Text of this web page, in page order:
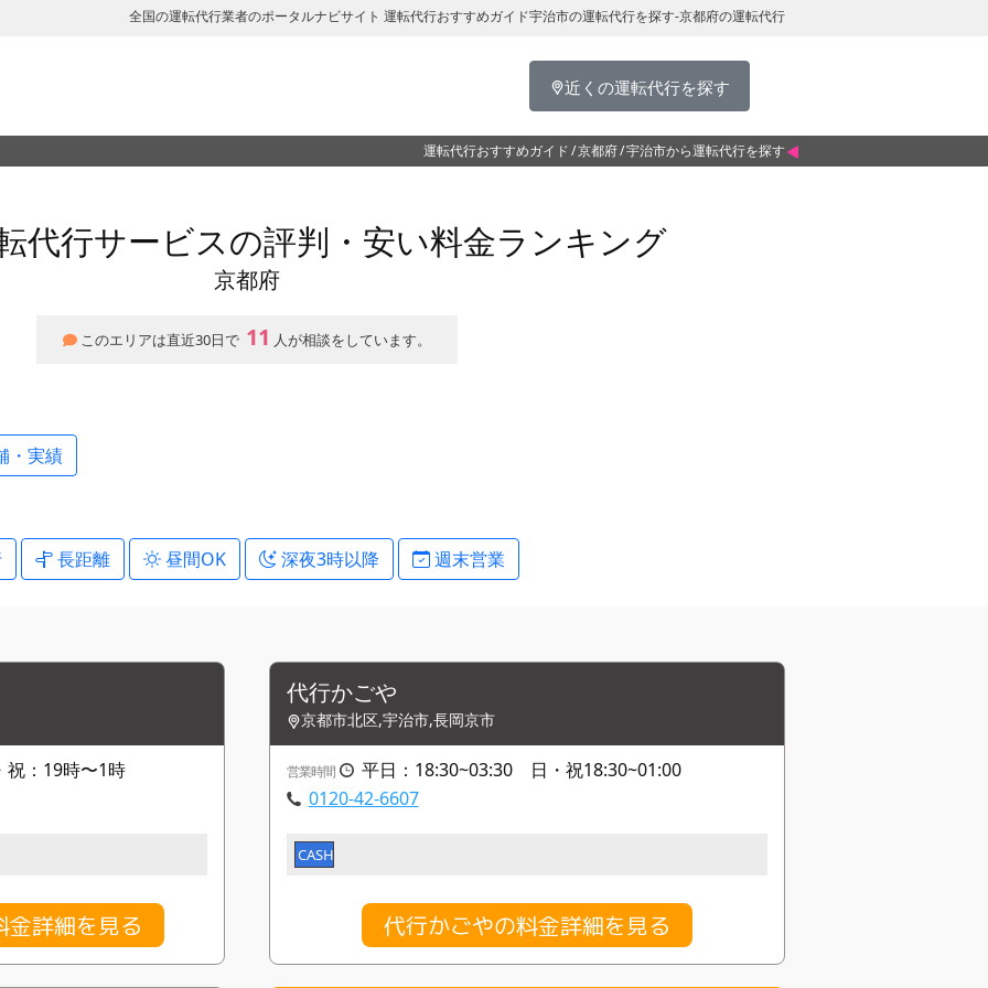
全国の運転代行業者のポータルナビサイト 運転代行おすすめガイド宇治市の運転代行を探す-京都府の運転代行
近くの運転代行を探す
運転代行おすすめガイド 京都府 宇治市から運転代行を探す
代行サービスの評判・安い料金ランキング
京都府
このエリアは直近30日で 11 人が相談をしています。
・実績
長距離 昼間OK 深夜3時以降 週末営業
：19時〜1時
金詳細を見る
代行かごや
京都市北区,宇治市,長岡京市
営業時間
平日：18:30~03:30 日・祝18:30~01:00
0120-42-6607
CASH
代行かごやの料金詳細を見る